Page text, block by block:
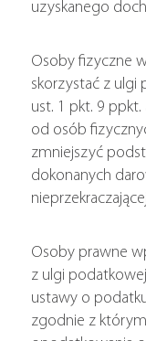
uzyskanego
Osoby fizyczne
skorzystać z ulgi
ust. 1 pkt. 9
od osób
zmniejszyć
dokonanych
Osoby prawne
z ulgi
ustawy o
zgodnie z